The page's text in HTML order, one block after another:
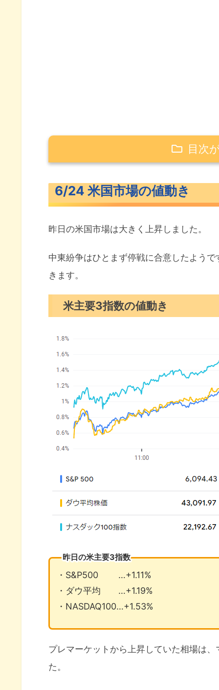
目次
米主要3指数の値動き
S&P500ヒートマップ
セクター別パフォーマンス
米国市場のトピックス
イランイスラエルともに停戦合
MSFTがXbox部門で大規模な
6月の注目イベントについて
まとめ
6/24 米国市場の値動き
昨日の米国市場は大きく上昇しました。
中東紛争はひとまず停戦に合意したよう
きます。
米主要3指数の値動き
昨日の米主要3指数
・S&P500 …+1.11%
・ダウ平均 …+1.19%
・NASDAQ100…+1.53%
プレマーケットから上昇していた相場は
た。